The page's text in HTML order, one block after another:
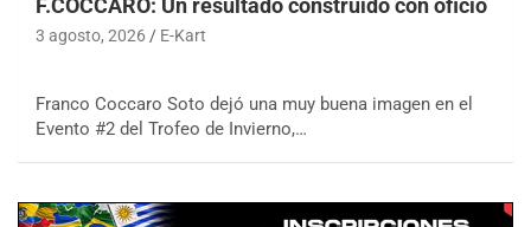
3 agosto, 2026 E-Kart
Franco Coccaro Soto dejó una muy buena imagen en el
Evento #2 del Trofeo de Invierno,…